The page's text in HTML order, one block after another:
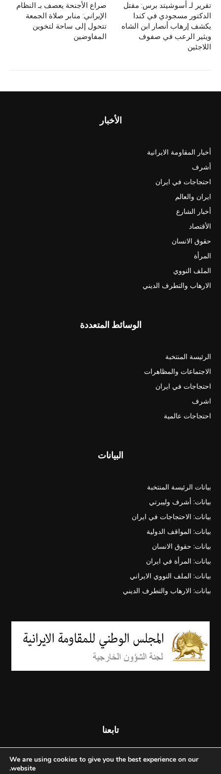
o
o
o
n
صراع الأجنحة يعصف بـ النظام
الإيراني: منابر صلاة الجمعة
تتحول إلى ساحة لتخوين
المفاوضين
تقرير لـ أسوشيتد برس: مقتل
الدكتور مسجودي في كندا
يكشف إرهاب أنصار ابن الشاه
ويثير الرعب في صفوف
اللاجئين
الأخبار
أخبار المقاومة الايرانية
أشرف
احتجاجات في ايران
ايران والعالم
أخبار الشارع
الأقتصاد
حقوق الانسان
المرأة
الملف النووي
الارهاب والتطرف الديني
الوسائط المتعددة
الرئيسة المنتخبة
الاجتماعات والمظاهرات
احتجاجات في ايران
اشرف
احتجاجات عالمية
البيانات
بيانات الرئيسة المنتخبة
بيانات: أشرف وليبرتي
بيانات: الاحتجاجات في ايران
بيانات: المواقف الدولية
بيانات: حقوق الانسان
بيانات: المرأة في ايران
بيانات: الملف النووي الايراني
بيانات: الارهاب والتطرف الديني
تابعنا
We are using cookies to give you the best experience on our
website.